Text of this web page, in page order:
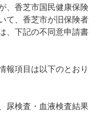
、香芝市国民健康保険
て、香芝市が旧保険者
、下記の不同意申請書
報項目は以下のとおり
尿検査・血液検査結果